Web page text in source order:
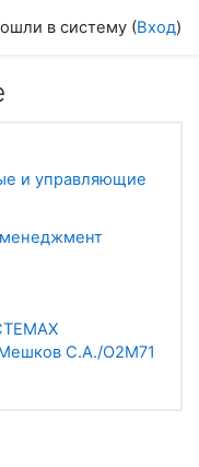
в систему (Вход)
и управляющие
С.А./О2М71